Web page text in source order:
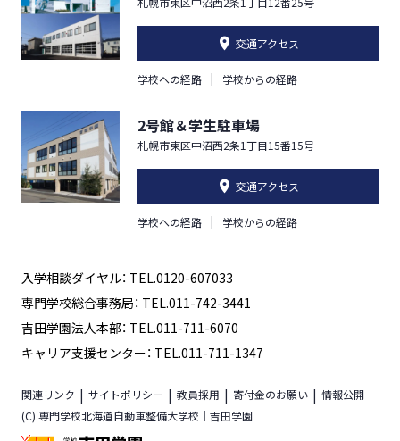
交通アクセス
学校への経路 学校からの経路
2号館＆学生駐車場
札幌市東区中沼西2条1丁目15番15号
交通アクセス
学校への経路 学校からの経路
入学相談ダイヤル： TEL.0120-607033
専門学校総合事務局： TEL.011-742-3441
吉田学園法人本部： TEL.011-711-6070
キャリア支援センター： TEL.011-711-1347
関連リンク サイトポリシー 教員採用 寄付金のお願い
情報公開
(C) 専門学校北海道自動車整備大学校｜吉田学園